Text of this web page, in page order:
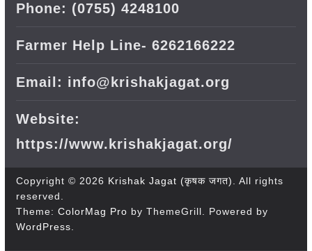
Phone: (0755) 4248100
Farmer Help Line- 6262166222
Email: info@krishakjagat.org
Website:
https://www.krishakjagat.org/
Copyright © 2026 Krishak Jagat (कृषक जगत)
. All rights
reserved.
Theme: ColorMag Pro by ThemeGrill. Powered by
WordPress